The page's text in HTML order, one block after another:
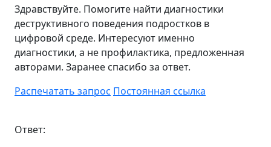
Здравствуйте. Помогите найти диагностики
деструктивного поведения подростков в
цифровой среде. Интересуют именно
диагностики, а не профилактика, предложенная
авторами. Заранее спасибо за ответ.
Распечатать запрос Постоянная ссылка
Ответ: